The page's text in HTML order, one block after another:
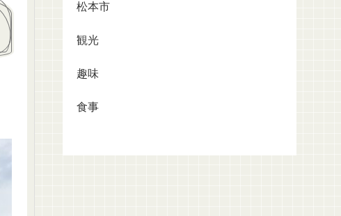
松本市
観光
趣味
食事